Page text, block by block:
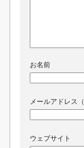
お名前
メールアドレス
ウェブサイト